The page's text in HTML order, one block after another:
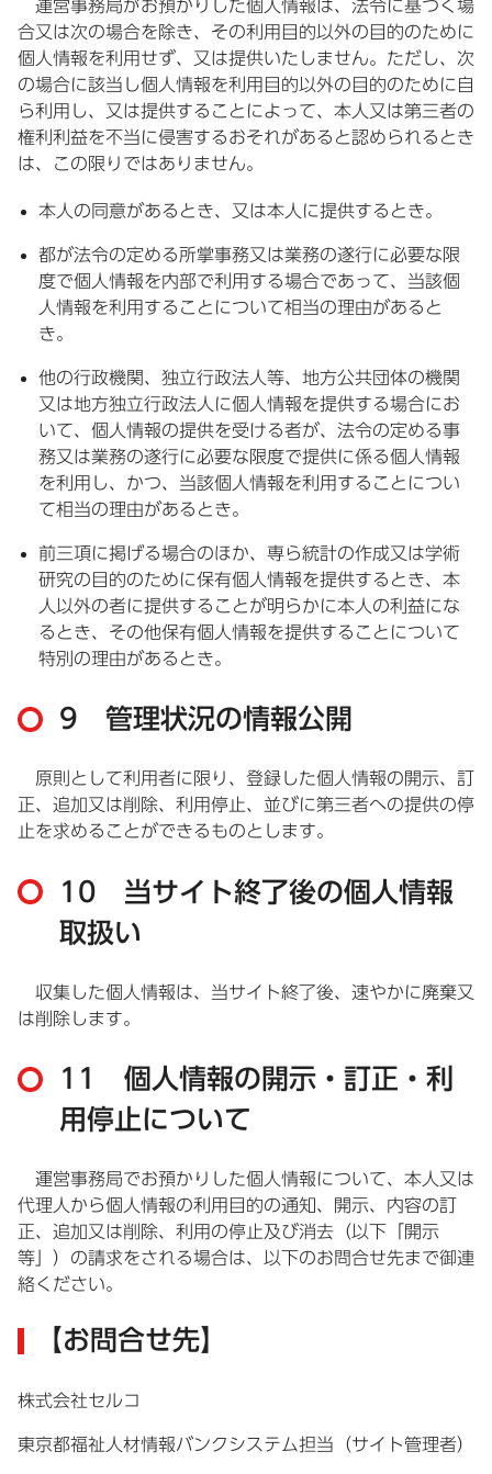
運営事務局がお預かりした個人情報は、法令に基づく場
合又は次の場合を除き、その利用目的以外の目的のために
個人情報を利用せず、又は提供いたしません。ただし、次
の場合に該当し個人情報を利用目的以外の目的のために自
ら利用し、又は提供することによって、本人又は第三者の
権利利益を不当に侵害するおそれがあると認められるとき
は、この限りではありません。
本人の同意があるとき、又は本人に提供するとき。
都が法令の定める所掌事務又は業務の遂行に必要な限
度で個人情報を内部で利用する場合であって、当該個
人情報を利用することについて相当の理由があると
き。
他の行政機関、独立行政法人等、地方公共団体の機関
又は地方独立行政法人に個人情報を提供する場合にお
いて、個人情報の提供を受ける者が、法令の定める事
務又は業務の遂行に必要な限度で提供に係る個人情報
を利用し、かつ、当該個人情報を利用することについ
て相当の理由があるとき。
前三項に掲げる場合のほか、専ら統計の作成又は学術
研究の目的のために保有個人情報を提供するとき、本
人以外の者に提供することが明らかに本人の利益にな
るとき、その他保有個人情報を提供することについて
特別の理由があるとき。
9 管理状況の情報公開
原則として利用者に限り、登録した個人情報の開示、訂
正、追加又は削除、利用停止、並びに第三者への提供の停
止を求めることができるものとします。
10 当サイト終了後の個人情報
取扱い
収集した個人情報は、当サイト終了後、速やかに廃棄又
は削除します。
11 個人情報の開示・訂正・利
用停止について
運営事務局でお預かりした個人情報について、本人又は
代理人から個人情報の利用目的の通知、開示、内容の訂
正、追加又は削除、利用の停止及び消去（以下「開示
等」）の請求をされる場合は、以下のお問合せ先まで御連
絡ください。
【お問合せ先】
株式会社セルコ
東京都福祉人材情報バンクシステム担当（サイト管理者）